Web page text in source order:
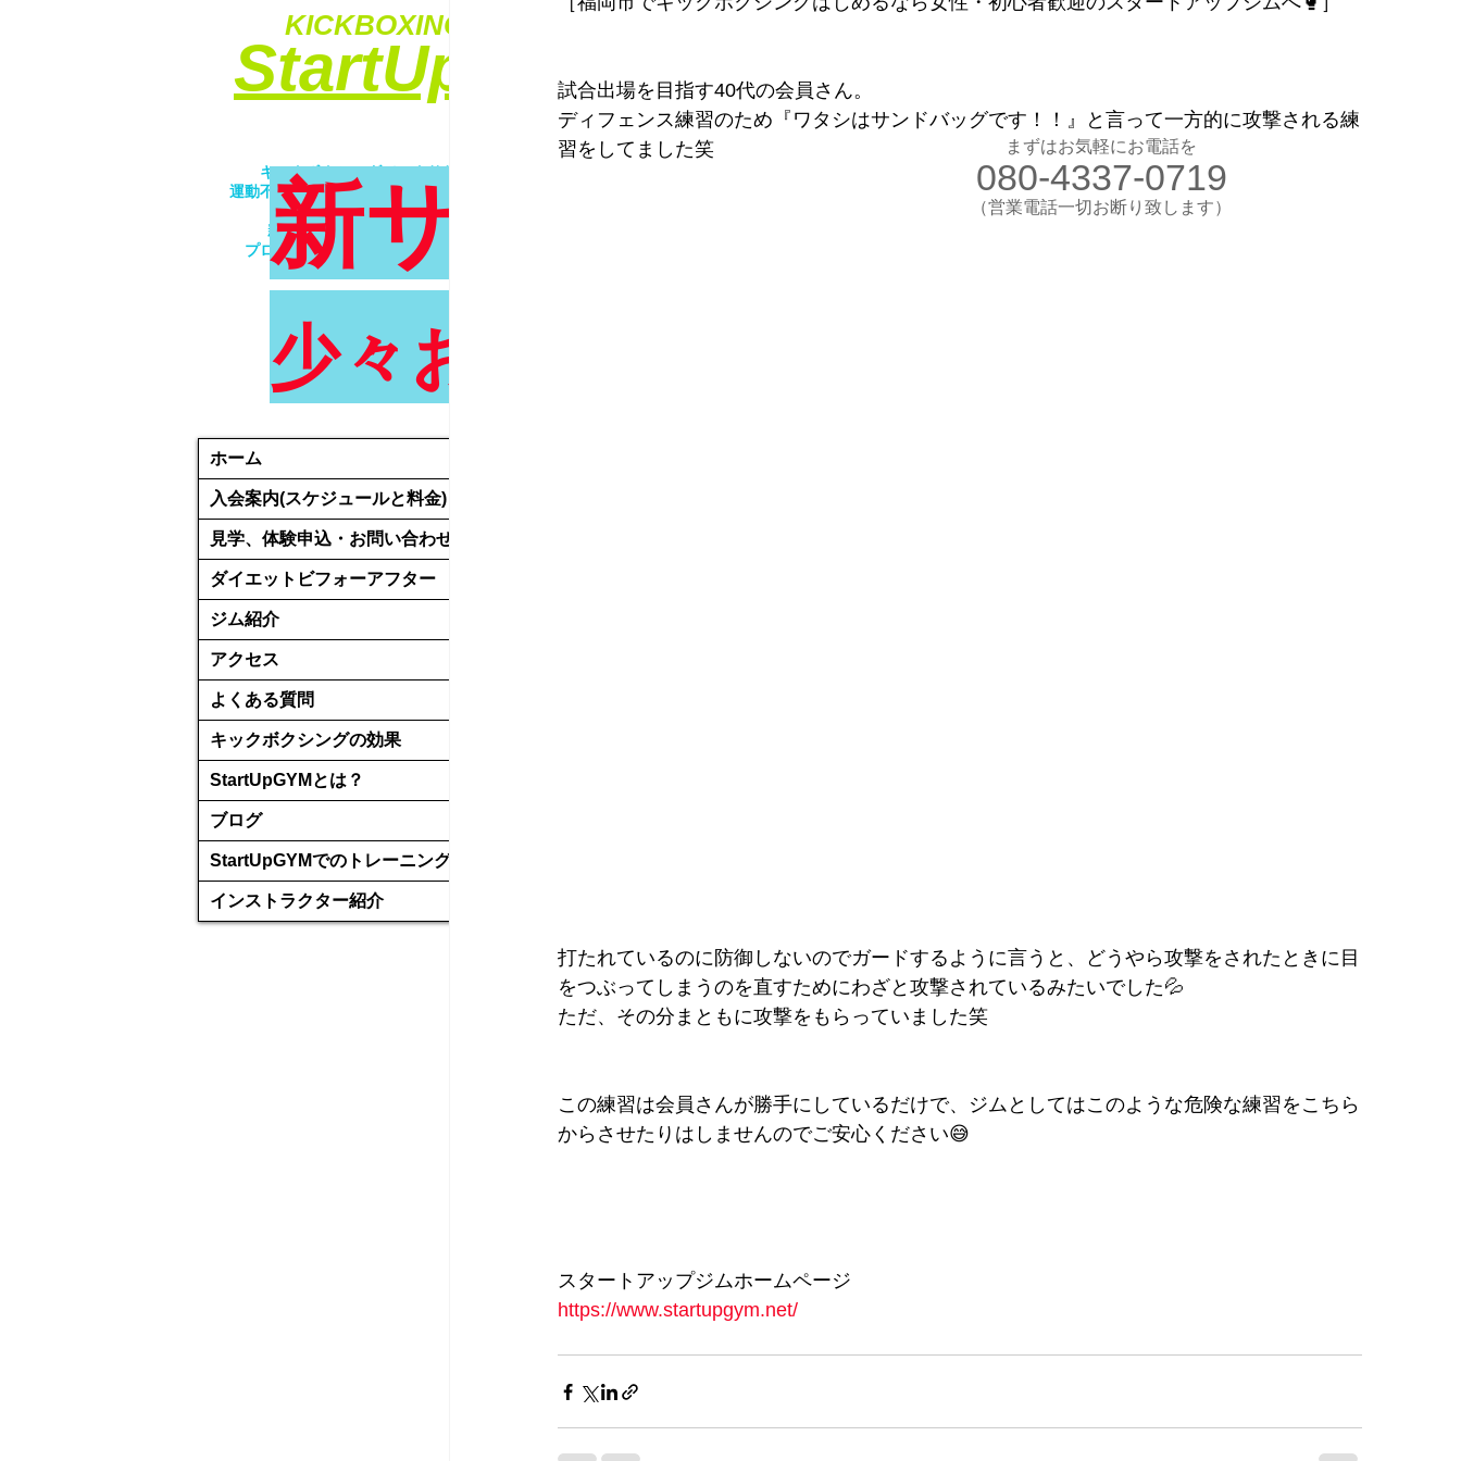
KICKBOXING&FITNESS
​StartUpGYM
理想のカラダ・健康を手に入れよう
ホーム
入会案内(スケジュールと料金)
見学、体験申込・お問い合わせ
ダイエットビフォーアフター
ジム紹介
アクセス
よくある質問
キックボクシングの効果
StartUpGYMとは？
ブログ
StartUpGYMでのトレーニング
インストラクター紹介
［重要］料金改定のお知らせ
​体験入会実施中
​キックボクシングでエクササイズ
運動不足解消・ダイエット・ストレス発散
​女性・未経験者歓迎！！
親子で一緒にトレーニング！！
プロが優しく丁寧に指導致します！！
新サイトに移動します
少々お待ちください
試合出場を目指す40代の会員さん。
ディフェンス練習のため『ワタシはサンドバッグです！！』と言って一方的に攻撃される練
習をしてました笑
打たれているのに防御しないのでガードするように言うと、どうやら攻撃をされたときに目
をつぶってしまうのを直すためにわざと攻撃されているみたいでした💦
ただ、その分まともに攻撃をもらっていました笑
この練習は会員さんが勝手にしているだけで、ジムとしてはこのような危険な練習をこちら
からさせたりはしませんのでご安心ください😅
スタートアップジムホームページ
https://www.startupgym.net/
まずはお気軽にお電話を
080-4337-0719
​（営業電話一切お断り致します）